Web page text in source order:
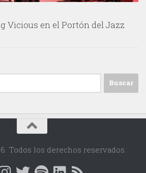
Vicious en el Portón del Jazz
Todos los derechos reservados.